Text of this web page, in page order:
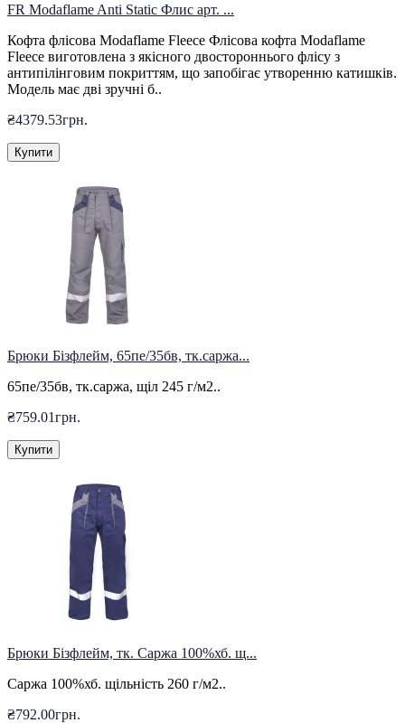
FR Modaflame Anti Static Флис арт. ...
Кофта флісова Modaflame Fleece Флісова кофта Modaflame
Fleece виготовлена з якісного двостороннього флісу з
антипілінговим покриттям, що запобігає утворенню катишків.
Модель має дві зручні б..
₴4379.53грн.
Купити
Брюки Бізфлейм, 65пе/35бв, тк.саржа...
65пе/35бв, тк.саржа, щіл 245 г/м2..
₴759.01грн.
Купити
Брюки Бізфлейм, тк. Саржа 100%хб. щ...
Саржа 100%хб. щільність 260 г/м2..
₴792.00грн.